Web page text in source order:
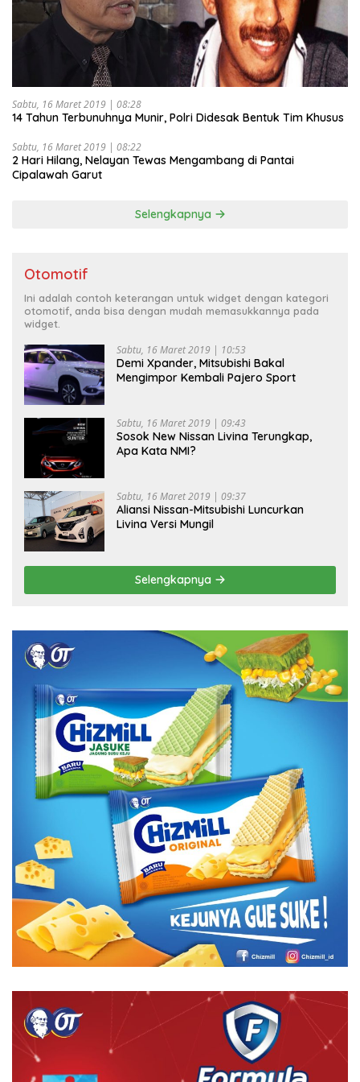
Sabtu, 16 Maret 2019 | 08:28
14 Tahun Terbunuhnya Munir, Polri Didesak Bentuk Tim Khusus
Sabtu, 16 Maret 2019 | 08:22
2 Hari Hilang, Nelayan Tewas Mengambang di Pantai
Cipalawah Garut
Selengkapnya
Otomotif
Ini adalah contoh keterangan untuk widget dengan kategori
otomotif, anda bisa dengan mudah memasukkannya pada
widget.
Sabtu, 16 Maret 2019 | 10:53
Demi Xpander, Mitsubishi Bakal
Mengimpor Kembali Pajero Sport
Sabtu, 16 Maret 2019 | 09:43
Sosok New Nissan Livina Terungkap,
Apa Kata NMI?
Sabtu, 16 Maret 2019 | 09:37
Aliansi Nissan-Mitsubishi Luncurkan
Livina Versi Mungil
Selengkapnya